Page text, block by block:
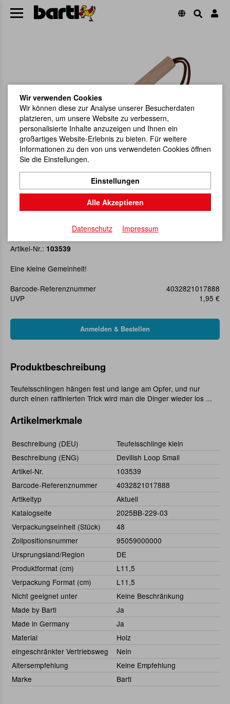
Teufelsschlinge klein
Artikel-Nr.: 103539
Eine kleine Gemeinheit!
Barcode-Referenznummer
4032821017888
UVP
1,95 €
Produktbeschreibung
Teufelsschlingen hängen fest und lange am Opfer, und nur
durch einen raffinierten Trick wird man die Dinger wieder los ...
Artikelmerkmale
Beschreibung (DEU)
Teufelsschlinge klein
Beschreibung (ENG)
Devilish Loop Small
Artikel-Nr.
103539
Barcode-Referenznummer
4032821017888
Artikeltyp
Aktuell
Katalogseite
2025BB-229-03
Verpackungseinheit (Stück)
48
Zollpositionsnummer
95059000000
Ursprungsland/Region
DE
Produktformat (cm)
L11,5
Verpackung Format (cm)
L11,5
Nicht geeignet unter
Keine Beschränkung
Made by Bartl
Ja
Made in Germany
Ja
Material
Holz
eingeschränkter Vertriebsweg
Nein
Altersempfehlung
Keine Empfehlung
Marke
Bartl
Wir verwenden Cookies
Wir können diese zur Analyse unserer Besucherdaten
platzieren, um unsere Website zu verbessern,
personalisierte Inhalte anzuzeigen und Ihnen ein
großartiges Website-Erlebnis zu bieten. Für weitere
Informationen zu den von uns verwendeten Cookies öffnen
Sie die Einstellungen.
Einstellungen
Alle Akzeptieren
Datenschutz Impressum